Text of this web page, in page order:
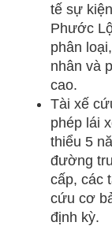
tế sự
Phước
phân
nhân và
cao.
Tài xế
phép lái
thiểu 5
đường
cấp, các
cứu cơ
định kỳ.